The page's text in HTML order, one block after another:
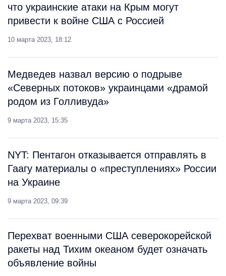
что украинские атаки на Крым могут
привести к войне США с Россией
10 марта 2023, 18:12
Медведев назвал версию о подрыве
«Северных потоков» украинцами «драмой
родом из Голливуда»
9 марта 2023, 15:35
NYT: Пентагон отказывается отправлять в
Гаагу материалы о «преступлениях» России
на Украине
9 марта 2023, 09:39
Перехват военными США северокорейской
ракеты над Тихим океаном будет означать
объявление войны